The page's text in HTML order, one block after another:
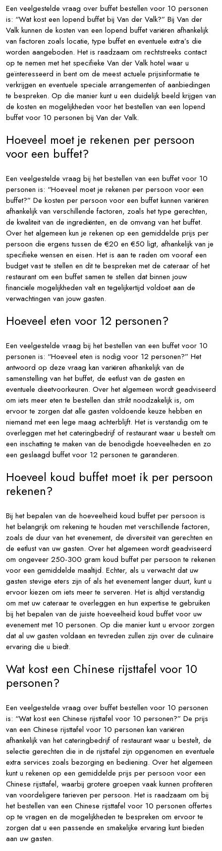
Een veelgestelde vraag over buffet bestellen voor 10 personen
is: “Wat kost een lopend buffet bij Van der Valk?” Bij Van der
Valk kunnen de kosten van een lopend buffet variëren afhankelijk
van factoren zoals locatie, type buffet en eventuele extra’s die
worden aangeboden. Het is raadzaam om rechtstreeks contact
op te nemen met het specifieke Van der Valk hotel waar u
geïnteresseerd in bent om de meest actuele prijsinformatie te
verkrijgen en eventuele speciale arrangementen of aanbiedingen
te bespreken. Op die manier kunt u een duidelijk beeld krijgen van
de kosten en mogelijkheden voor het bestellen van een lopend
buffet voor 10 personen bij Van der Valk.
Hoeveel moet je rekenen per persoon
voor een buffet?
Een veelgestelde vraag bij het bestellen van een buffet voor 10
personen is: “Hoeveel moet je rekenen per persoon voor een
buffet?” De kosten per persoon voor een buffet kunnen variëren
afhankelijk van verschillende factoren, zoals het type gerechten,
de kwaliteit van de ingrediënten, en de omvang van het buffet.
Over het algemeen kun je rekenen op een gemiddelde prijs per
persoon die ergens tussen de €20 en €50 ligt, afhankelijk van je
specifieke wensen en eisen. Het is aan te raden om vooraf een
budget vast te stellen en dit te bespreken met de cateraar of het
restaurant om een buffet samen te stellen dat binnen jouw
financiële mogelijkheden valt en tegelijkertijd voldoet aan de
verwachtingen van jouw gasten.
Hoeveel eten voor 12 personen?
Een veelgestelde vraag bij het bestellen van een buffet voor 10
personen is: “Hoeveel eten is nodig voor 12 personen?” Het
antwoord op deze vraag kan variëren afhankelijk van de
samenstelling van het buffet, de eetlust van de gasten en
eventuele dieetvoorkeuren. Over het algemeen wordt geadviseerd
om iets meer eten te bestellen dan strikt noodzakelijk is, om
ervoor te zorgen dat alle gasten voldoende keuze hebben en
niemand met een lege maag achterblijft. Het is verstandig om te
overleggen met het cateringbedrijf of restaurant waar u bestelt om
een inschatting te maken van de benodigde hoeveelheden en zo
een geslaagd buffet voor 12 personen te garanderen.
Hoeveel koud buffet moet ik per persoon
rekenen?
Bij het bepalen van de hoeveelheid koud buffet per persoon is
het belangrijk om rekening te houden met verschillende factoren,
zoals de duur van het evenement, de diversiteit van gerechten en
de eetlust van uw gasten. Over het algemeen wordt geadviseerd
om ongeveer 250-300 gram koud buffet per persoon te rekenen
voor een gemiddelde maaltijd. Echter, als u verwacht dat uw
gasten stevige eters zijn of als het evenement langer duurt, kunt u
ervoor kiezen om iets meer te serveren. Het is altijd verstandig
om met uw cateraar te overleggen en hun expertise te gebruiken
bij het bepalen van de juiste hoeveelheid koud buffet voor uw
evenement met 10 personen. Op die manier kunt u ervoor zorgen
dat al uw gasten voldaan en tevreden zullen zijn over de culinaire
ervaring die u biedt.
Wat kost een Chinese rijsttafel voor 10
personen?
Een veelgestelde vraag over buffet bestellen voor 10 personen
is: “Wat kost een Chinese rijsttafel voor 10 personen?” De prijs
van een Chinese rijsttafel voor 10 personen kan variëren
afhankelijk van het cateringbedrijf of restaurant waar u bestelt, de
selectie gerechten die in de rijsttafel zijn opgenomen en eventuele
extra services zoals bezorging en bediening. Over het algemeen
kunt u rekenen op een gemiddelde prijs per persoon voor een
Chinese rijsttafel, waarbij grotere groepen vaak kunnen profiteren
van voordeligere tarieven per persoon. Het is raadzaam om bij
het bestellen van een Chinese rijsttafel voor 10 personen offertes
op te vragen en de mogelijkheden te bespreken om ervoor te
zorgen dat u een passende en smakelijke ervaring kunt bieden
aan uw gasten.